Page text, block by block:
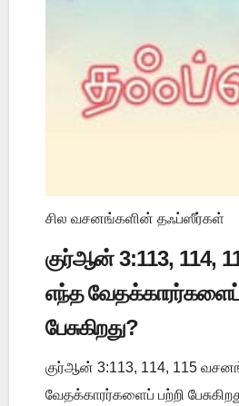
சில வசனங்களின் தஃப்ஸீர்கள்
குர்ஆன் 3:113, 114,
எந்த வேதக்காரர்களைப்
பேசுகிறது?
குர்ஆன் 3:113, 114, 115
வேதக்காரர்களைப் பற்றி